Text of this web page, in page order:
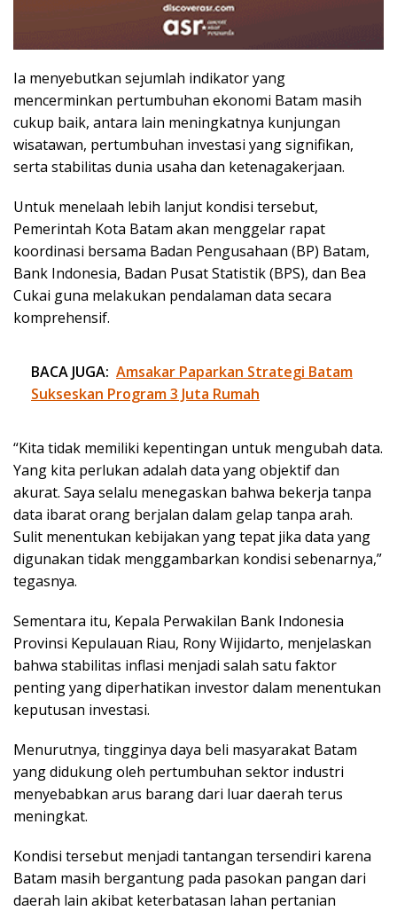
Ia menyebutkan sejumlah indikator yang
mencerminkan pertumbuhan ekonomi Batam masih
cukup baik, antara lain meningkatnya kunjungan
wisatawan, pertumbuhan investasi yang signifikan,
serta stabilitas dunia usaha dan ketenagakerjaan.
Untuk menelaah lebih lanjut kondisi tersebut,
Pemerintah Kota Batam akan menggelar rapat
koordinasi bersama Badan Pengusahaan (BP) Batam,
Bank Indonesia, Badan Pusat Statistik (BPS), dan Bea
Cukai guna melakukan pendalaman data secara
komprehensif.
BACA JUGA: Amsakar Paparkan Strategi Batam
Sukseskan Program 3 Juta Rumah
“Kita tidak memiliki kepentingan untuk mengubah data.
Yang kita perlukan adalah data yang objektif dan
akurat. Saya selalu menegaskan bahwa bekerja tanpa
data ibarat orang berjalan dalam gelap tanpa arah.
Sulit menentukan kebijakan yang tepat jika data yang
digunakan tidak menggambarkan kondisi sebenarnya,”
tegasnya.
Sementara itu, Kepala Perwakilan Bank Indonesia
Provinsi Kepulauan Riau, Rony Wijidarto, menjelaskan
bahwa stabilitas inflasi menjadi salah satu faktor
penting yang diperhatikan investor dalam menentukan
keputusan investasi.
Menurutnya, tingginya daya beli masyarakat Batam
yang didukung oleh pertumbuhan sektor industri
menyebabkan arus barang dari luar daerah terus
meningkat.
Kondisi tersebut menjadi tantangan tersendiri karena
Batam masih bergantung pada pasokan pangan dari
daerah lain akibat keterbatasan lahan pertanian